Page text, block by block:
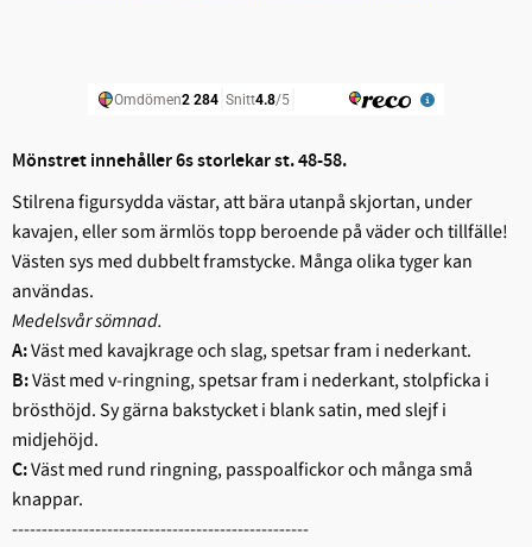
Mönstret innehåller 6s storlekar st. 48-58.
Stilrena figursydda västar, att bära utanpå skjortan, under
kavajen, eller som ärmlös topp beroende på väder och tillfälle!
Västen sys med dubbelt framstycke. Många olika tyger kan
användas.
Medelsvår sömnad.
A:Väst med kavajkrage och slag, spetsar fram i nederkant.
B:Väst med v-ringning, spetsar fram i nederkant, stolpficka i
brösthöjd. Sy gärna bakstycket i blank satin, med slejf i
midjehöjd.
C:Väst med rund ringning, passpoalfickor och många små
knappar.
--------------------------------------------------